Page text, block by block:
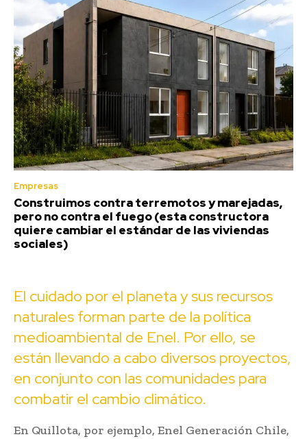
Empresas
Construimos contra terremotos y marejadas,
pero no contra el fuego (esta constructora
quiere cambiar el estándar de las viviendas
sociales)
El cuidado por el planeta y sus recursos
naturales forman parte de la política
medioambiental de Enel. Por ello, se
están llevando a cabo diversos proyectos,
en conjunto con las comunidades para
combatir el cambio climático.
En Quillota, por ejemplo, Enel Generación Chile,